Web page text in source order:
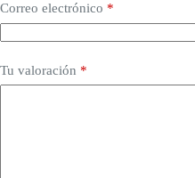
Correo electrónico *
Tu valoración *